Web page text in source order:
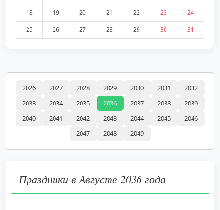
18 19 20 21 22 23 24
25 26 27 28 29 30 31
2026 2027 2028 2029 2030 2031
2032
2033
2034 2035 2036 2037 2038
2039
2040
2041 2042 2043 2044 2045
2046
2047
2048 2049
Праздники в Августе 2036 года